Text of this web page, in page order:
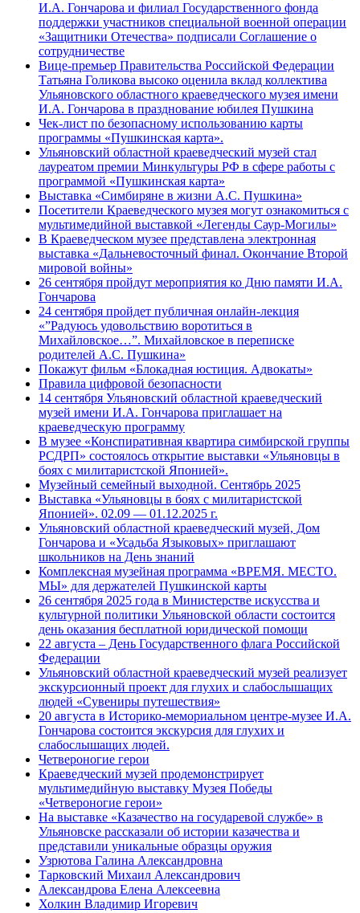
И.А. Гончарова и филиал Государственного фонда
поддержки участников специальной военной операции
«Защитники Отечества» подписали Соглашение о
сотрудничестве
Вице-премьер Правительства Российской Федерации
Татьяна Голикова высоко оценила вклад коллектива
Ульяновского областного краеведческого музея имени
И.А. Гончарова в празднование юбилея Пушкина
Чек-лист по безопасному использованию карты
программы «Пушкинская карта».
Ульяновский областной краеведческий музей стал
лауреатом премии Минкультуры РФ в сфере работы с
программой «Пушкинская карта»
Выставка «Симбиряне в жизни А.С. Пушкина»
Посетители Краеведческого музея могут ознакомиться с
мультимедийной выставкой «Легенды Саур-Могилы»
В Краеведческом музее представлена электронная
выставка «Дальневосточный финал. Окончание Второй
мировой войны»
26 сентября пройдут мероприятия ко Дню памяти И.А.
Гончарова
24 сентября пройдет публичная онлайн-лекция
«”Радуюсь удовольствию воротиться в
Михайловское…”. Михайловское в переписке
родителей А.С. Пушкина»
Покажут фильм «Блокадная юстиция. Адвокаты»
Правила цифровой безопасности
14 сентября Ульяновский областной краеведческий
музей имени И.А. Гончарова приглашает на
краеведческую программу
В музее «Конспиративная квартира симбирской группы
РСДРП» состоялось открытие выставки «Ульяновцы в
боях с милитаристской Японией».
Музейный семейный выходной. Сентябрь 2025
Выставка «Ульяновцы в боях с милитаристской
Японией». 02.09 — 01.12.2025 г.
Ульяновский областной краеведческий музей, Дом
Гончарова и «Усадьба Языковых» приглашают
школьников на День знаний
Комплексная музейная программа «ВРЕМЯ. МЕСТО.
МЫ» для держателей Пушкинской карты
26 сентября 2025 года в Министерстве искусства и
культурной политики Ульяновской области состоится
день оказания бесплатной юридической помощи
22 августа – День Государственного флага Российской
Федерации
Ульяновский областной краеведческий музей реализует
экскурсионный проект для глухих и слабослышащих
людей «Сувениры путешествия»
20 августа в Историко-мемориальном центре-музее И.А.
Гончарова состоится экскурсия для глухих и
слабослышащих людей.
Четвероногие герои
Краеведческий музей продемонстрирует
мультимедийную выставку Музея Победы
«Четвероногие герои»
На выставке «Казачество на государевой службе» в
Ульяновске рассказали об истории казачества и
представили уникальные образцы оружия
Узрютова Галина Александровна
Тарковский Михаил Александрович
Александрова Елена Алексеевна
Холкин Владимир Игоревич